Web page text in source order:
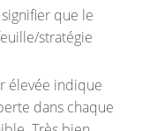
que le
stratégie
élevée indique
dans chaque